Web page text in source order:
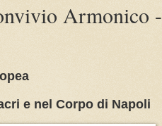
Armonico -
e nel Corpo di Napoli